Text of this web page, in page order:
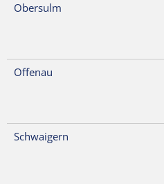
Obersulm
Offenau
Schwaigern